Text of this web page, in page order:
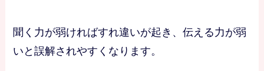
聞く力が弱ければすれ違いが起き、伝える力が弱
いと誤解されやすくなります。